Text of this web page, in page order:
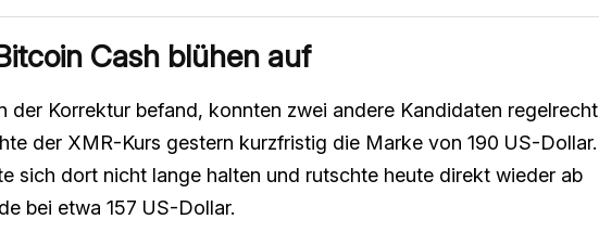
Cash blühen auf
der Korrektur befand, konnten zwei andere Kandidaten regelrecht
der XMR-Kurs gestern kurzfristig die Marke von 190 US-Dollar.
sich dort nicht lange halten und rutschte heute direkt wieder ab
bei etwa 157 US-Dollar.